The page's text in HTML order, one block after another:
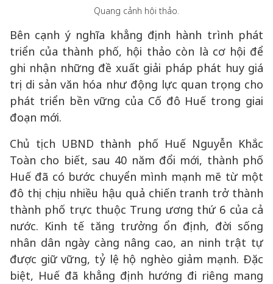
Quang cảnh hội thảo.
Bên cạnh ý nghĩa khẳng định hành trình phát
triển của thành phố, hội thảo còn là cơ hội để
ghi nhận những đề xuất giải pháp phát huy giá
trị di sản văn hóa như động lực quan trọng cho
phát triển bền vững của Cố đô Huế trong giai
đoạn mới.
Chủ tịch UBND thành phố Huế Nguyễn Khắc
Toàn cho biết, sau 40 năm đổi mới, thành phố
Huế đã có bước chuyển mình mạnh mẽ từ một
đô thị chịu nhiều hậu quả chiến tranh trở thành
thành phố trực thuộc Trung ương thứ 6 của cả
nước. Kinh tế tăng trưởng ổn định, đời sống
nhân dân ngày càng nâng cao, an ninh trật tự
được giữ vững, tỷ lệ hộ nghèo giảm mạnh. Đặc
biệt, Huế đã khẳng định hướng đi riêng mang